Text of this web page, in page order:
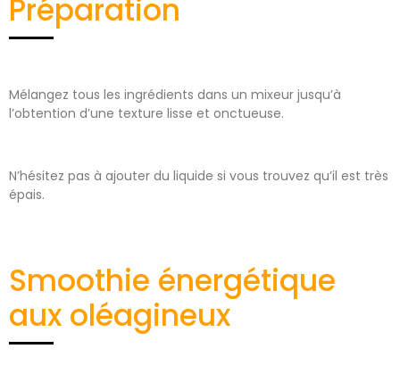
Préparation
Mélangez tous les ingrédients dans un mixeur jusqu’à
l’obtention d’une texture lisse et onctueuse.
N’hésitez pas à ajouter du liquide si vous trouvez qu’il est très
épais.
Smoothie énergétique
aux oléagineux